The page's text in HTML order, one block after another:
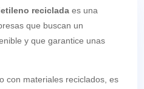
reciclada es una
que buscan un
y que garantice unas
con materiales reciclados, es